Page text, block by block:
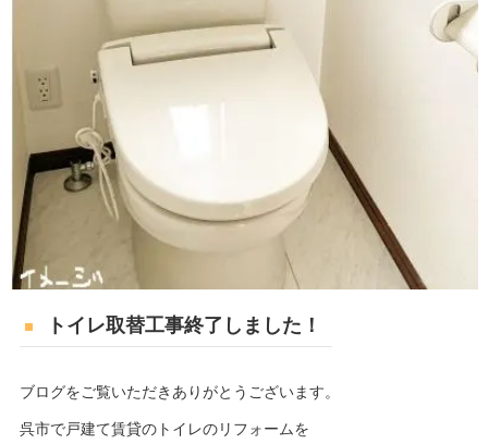
トイレ取替工事終了しました！
ブログをご覧いただきありがとうございます。
呉市で戸建て賃貸のトイレのリフォームを